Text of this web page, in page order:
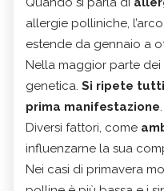
allergie polliniche,
estende da gennaio a
Nella maggior parte dei
genetica. Si ripete
prima manifestazione.
Diversi fattori, come
influenzarne la sua
Nei casi di primavera